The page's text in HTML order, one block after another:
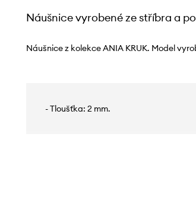
Náušnice vyrobené ze stříbra a
Náušnice z kolekce ANIA KRUK. Model
- Tloušťka: 2 mm.